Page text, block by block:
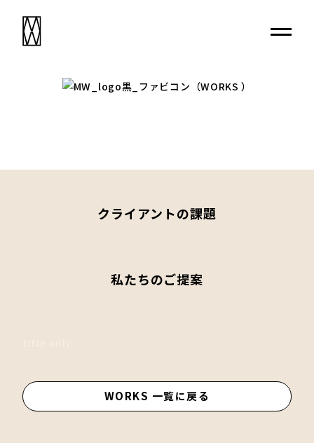
クライアントの課題
私たちのご提案
WORKS 一覧に戻る